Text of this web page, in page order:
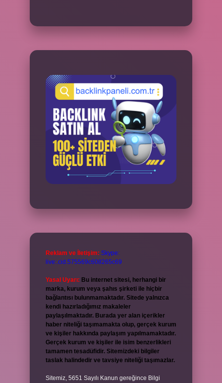
Reklam ve İletişim: Skype:
live:.cid.575569c608265c69
Yasal Uyarı: Bu internet sitesi, herhangi bir
marka, kurum veya şahıs şirketi ile hiçbir
bağlantısı bulunmamaktadır. Sitede yalnızca
kendi hazırladığımız makaleler
paylaşılmaktadır. Burada yer alan içerikler
haber niteliği taşımamakta olup, gerçek kurum
ve kişiler hakkında paylaşım yapılmamaktadır.
Gerçek kurum ve kişiler ile isim benzerlikleri
tamamen tesadüfidir. Sitemizdeki bilgiler
taslak halindedir ve tavsiye niteliği taşımazlar.
Sitemiz, 5651 Sayılı Kanun gereğince Bilgi